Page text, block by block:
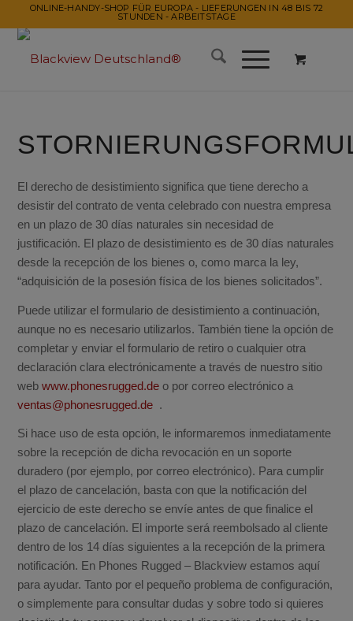
ONLINE-HANDY-SHOP FÜR EUROPA - LIEFERUNGEN IN 48 BIS 72
STUNDEN - ARBEITSTAGE
El derecho de desistimiento significa que tiene derecho a
desistir del contrato de venta celebrado con nuestra empresa
en un plazo de 30 días naturales sin necesidad de
justificación. El plazo de desistimiento es de 30 días naturales
desde la recepción de los bienes o, como marca la ley,
“adquisición de la posesión física de los bienes solicitados”.
Puede utilizar el formulario de desistimiento a continuación,
aunque no es necesario utilizarlos.También tiene la opción de
completar y enviar el formulario de retiro o cualquier otra
declaración clara electrónicamente a través de nuestro sitio
webwww.phonesrugged.de o por correo electrónico a
ventas@phonesrugged.de .
Si hace uso de esta opción, le informaremos inmediatamente
sobre la recepción de dicha revocación en un soporte
duradero (por ejemplo, por correo electrónico). Para cumplir
el plazo de cancelación, basta con que la notificación del
ejercicio de este derecho se envíe antes de que finalice el
plazo de cancelación. El importe será reembolsado al cliente
dentro de los 14 días siguientes a la recepción de la primera
notificación. En Phones Rugged – Blackview estamos aquí
para ayudar.Tanto por el pequeño problema de configuración,
o simplemente para consultar dudas y sobre todo si quieres